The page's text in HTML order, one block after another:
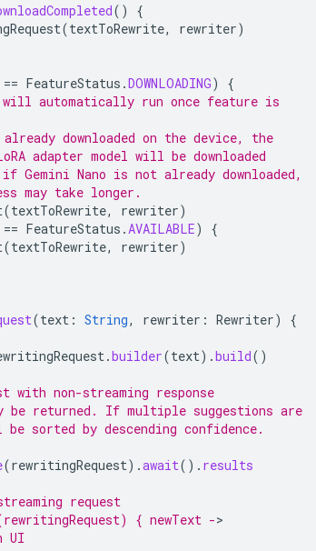
()
{
(textToRewrite, rewriter)
== FeatureStatus .DOWNLOADING)
{
automatically run once feature is
downloaded on the device, the
adapter model will be downloaded
Gemini Nano is not already downloaded,
may take longer.
(textToRewrite, rewriter)
== FeatureStatus .AVAILABLE)
{
(textToRewrite, rewriter)
(text : String, rewriter : Rewriter)
{
.builder(text).build()
non-streaming response
be returned. If multiple suggestions are
sorted by descending confidence.
(rewritingRequest).await(). results
request
{ newText -
UI